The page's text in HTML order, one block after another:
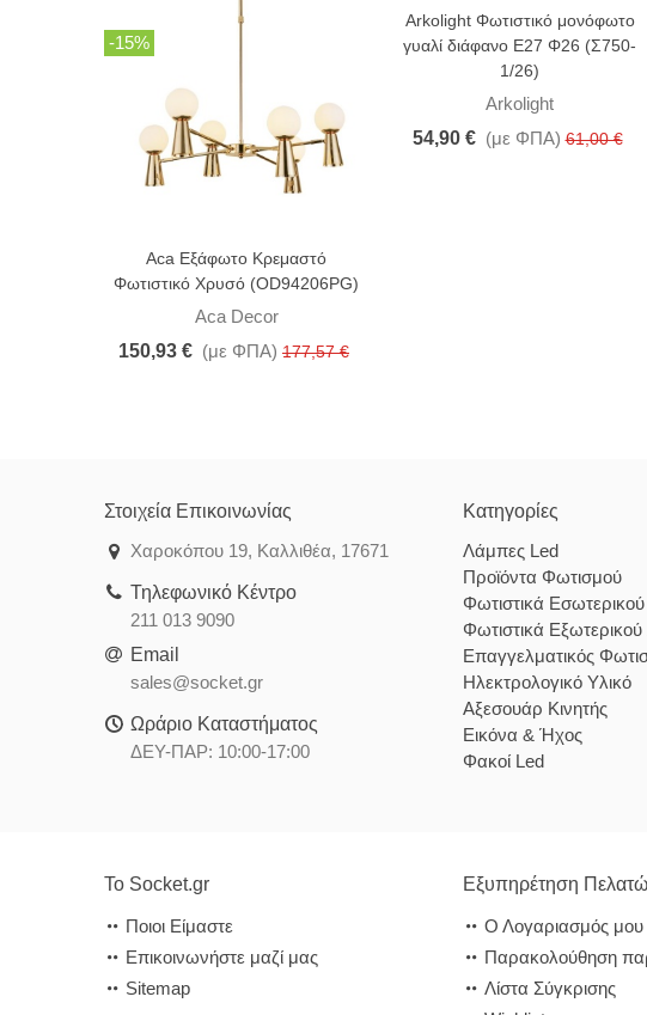
-15%
Aca Εξάφωτο Κρεμαστό
Φωτιστικό Χρυσό (OD94206PG)
Aca Decor
150,93 € (με ΦΠΑ) 177,57 €
-10%
Arkolight Φωτιστικό μονόφωτο
γυαλί διάφανο Ε27 Φ26 (Σ750-
1/26)
Arkolight
54,90 € (με ΦΠΑ) 61,00 €
Στοιχεία Επικοινωνίας
Χαροκόπου 19, Καλλιθέα, 17671
Τηλεφωνικό Κέντρο
211 013 9090
Email
sales@socket.gr
Ωράριο Καταστήματος
ΔΕΥ-ΠΑΡ: 10:00-17:00
Κατηγορίες
Λάμπες Led
Προϊόντα Φωτισμού
Φωτιστικά
Φωτιστικά
Επαγγελματικός
Ηλεκτρολογικό Υλικό
Αξεσουάρ Κινητής
Εικόνα & Ήχος
Φακοί Led
Το Socket.gr
Ποιοι Είμαστε
Επικοινωνήστε μαζί μας
Sitemap
Εξυπηρέτηση
Ο Λογαριασμός μου
Παρακολούθηση
Λίστα Σύγκρισης